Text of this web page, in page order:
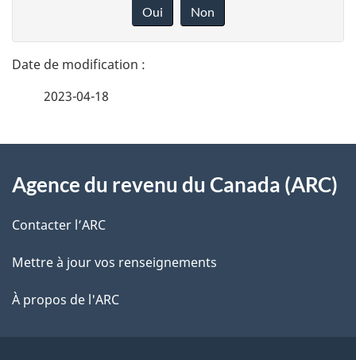
t
a
l
s
l
a
n
o
t
r
e
é
t
Oui Non
2023-04-18
propos
de
ce
site
Agence du revenu du Canada (ARC)
Contacter l’ARC
Mettre à jour vos renseignements
À propos de l'ARC